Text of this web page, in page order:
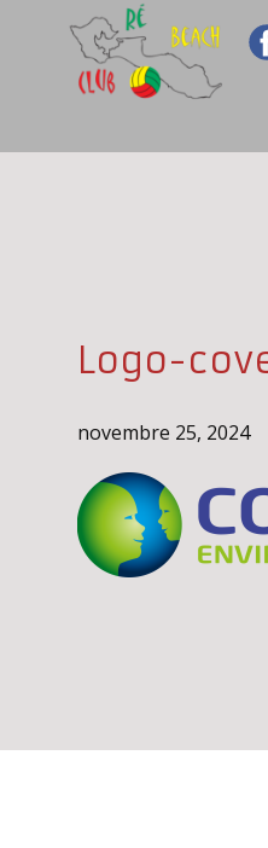
Logo-
novembre 25, 2024